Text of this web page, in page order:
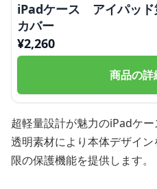
iPadケース アイパッド
カバー
¥2,260
商品の詳
超軽量設計が魅力のiPadケー
透明素材により本体デザイ
限の保護機能を提供します。